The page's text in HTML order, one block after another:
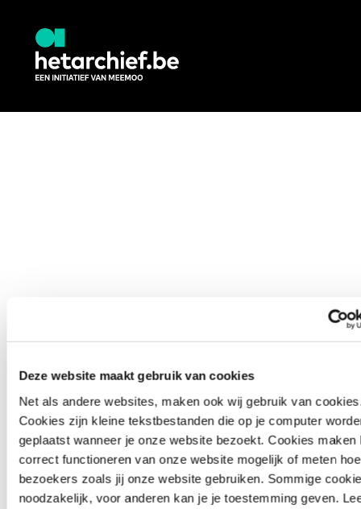
Deze website maakt gebruik van cookies
Net als andere websites, maken ook wij gebruik van
Cookies zijn kleine tekstbestanden die op je computer
geplaatst wanneer je onze website bezoekt. Cookies maken
correct functioneren van onze website mogelijk of meten hoe
bezoekers zoals jij onze website gebruiken. Sommige
noodzakelijk, voor anderen kan je je toestemming geven.